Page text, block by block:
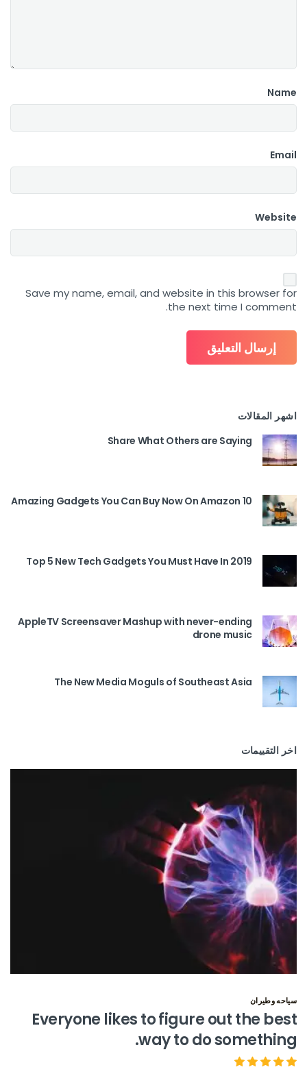
Name
Email
Website
Save my name, email, and website in this browser for
the next time I comment.
اشهر المقالات
Share What Others are Saying
10 Amazing Gadgets You Can Buy Now On Amazon
Top 5 New Tech Gadgets You Must Have In 2019
AppleTV Screensaver Mashup with never-ending
drone music
The New Media Moguls of Southeast Asia
اخر التقييمات
سياحه وطيران
Everyone likes to figure out the best
way to do something.